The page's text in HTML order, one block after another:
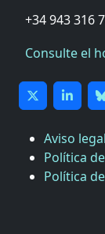
+34 943 316
Consulte el
Aviso legal
Política
Política